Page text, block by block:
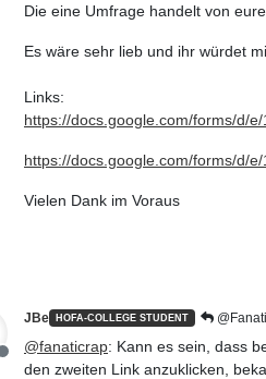
Die eine Umfrage handelt von
Es wäre sehr lieb und ihr würdet
Links:
https://docs.google.com/forms/d/
https://docs.google.com/forms/d/
Vielen Dank im Voraus
Offline
JBe HOFA-COLLEGE STUDENT
@fanaticrap: Kann es sein, dass
den zweiten Link anzuklicken,